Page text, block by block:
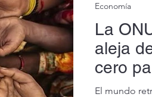
La
aleja
cero
El mundo
Economía